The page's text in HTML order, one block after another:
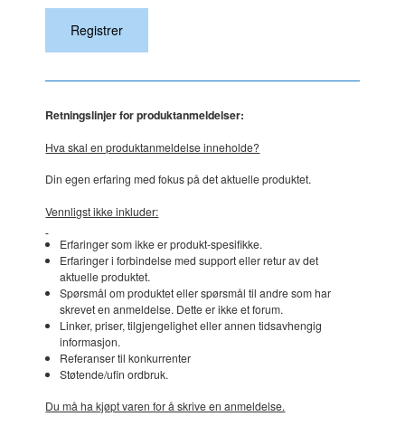
Retningslinjer for produktanmeldelser:
Hva skal en produktanmeldelse inneholde?
Din egen erfaring med fokus på det aktuelle produktet.
Vennligst ikke inkluder:
Erfaringer som ikke er produkt-spesifikke.
Erfaringer i forbindelse med support eller retur av det
aktuelle produktet.
Spørsmål om produktet eller spørsmål til andre som har
skrevet en anmeldelse. Dette er ikke et forum.
Linker, priser, tilgjengelighet eller annen tidsavhengig
informasjon.
Referanser til konkurrenter
Støtende/ufin ordbruk.
Du må ha kjøpt varen for å skrive en anmeldelse.